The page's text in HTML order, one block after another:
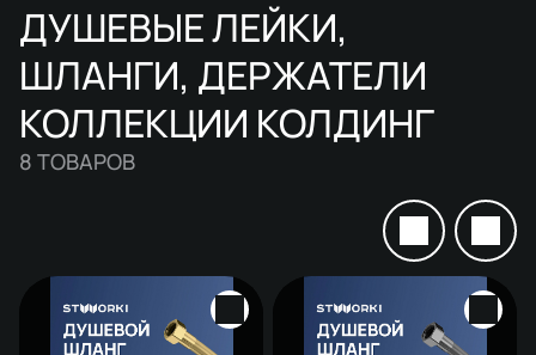
ДУШЕВЫЕ ЛЕЙКИ,
ШЛАНГИ, ДЕРЖАТЕЛИ
КОЛЛЕКЦИИ КОЛДИНГ
8 ТОВАРОВ